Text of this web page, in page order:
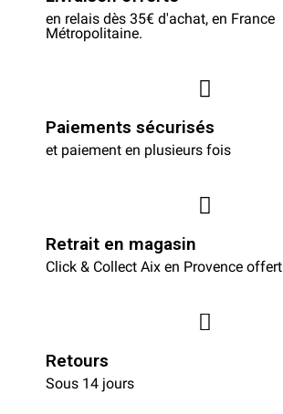
en relais dès 35€ d'achat, en France
Métropolitaine.
Paiements sécurisés
et paiement en plusieurs fois
Retrait en magasin
Click & Collect Aix en Provence offert
Retours
Sous 14 jours